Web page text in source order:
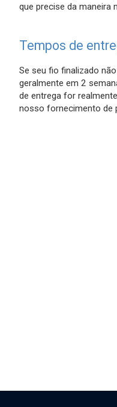
que precise da maneira
Tempos de
Se seu fio finalizado
geralmente em 2
de entrega for
nosso fornecimento de